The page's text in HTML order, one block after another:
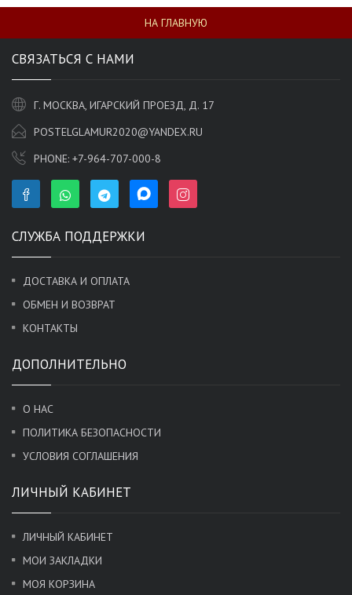
НА ГЛАВНУЮ
СВЯЗАТЬСЯ С НАМИ
Г. МОСКВА, ИГАРСКИЙ ПРОЕЗД, Д. 17
POSTELGLAMUR2020@YANDEX.RU
PHONE: +7-964-707-000-8
СЛУЖБА ПОДДЕРЖКИ
ДОСТАВКА И ОПЛАТА
ОБМЕН И ВОЗВРАТ
КОНТАКТЫ
ДОПОЛНИТЕЛЬНО
О НАС
ПОЛИТИКА БЕЗОПАСНОСТИ
УСЛОВИЯ СОГЛАШЕНИЯ
ЛИЧНЫЙ КАБИНЕТ
ЛИЧНЫЙ КАБИНЕТ
МОИ ЗАКЛАДКИ
МОЯ КОРЗИНА